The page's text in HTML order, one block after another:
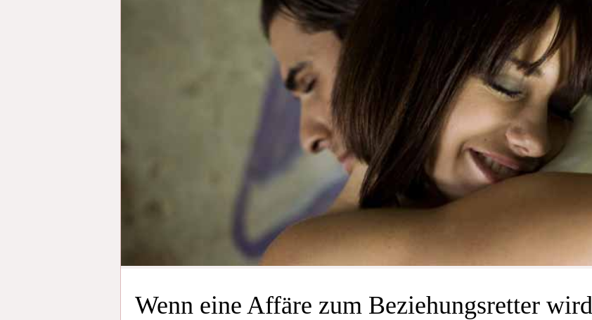
Wenn eine Affäre zum Beziehungsretter wird